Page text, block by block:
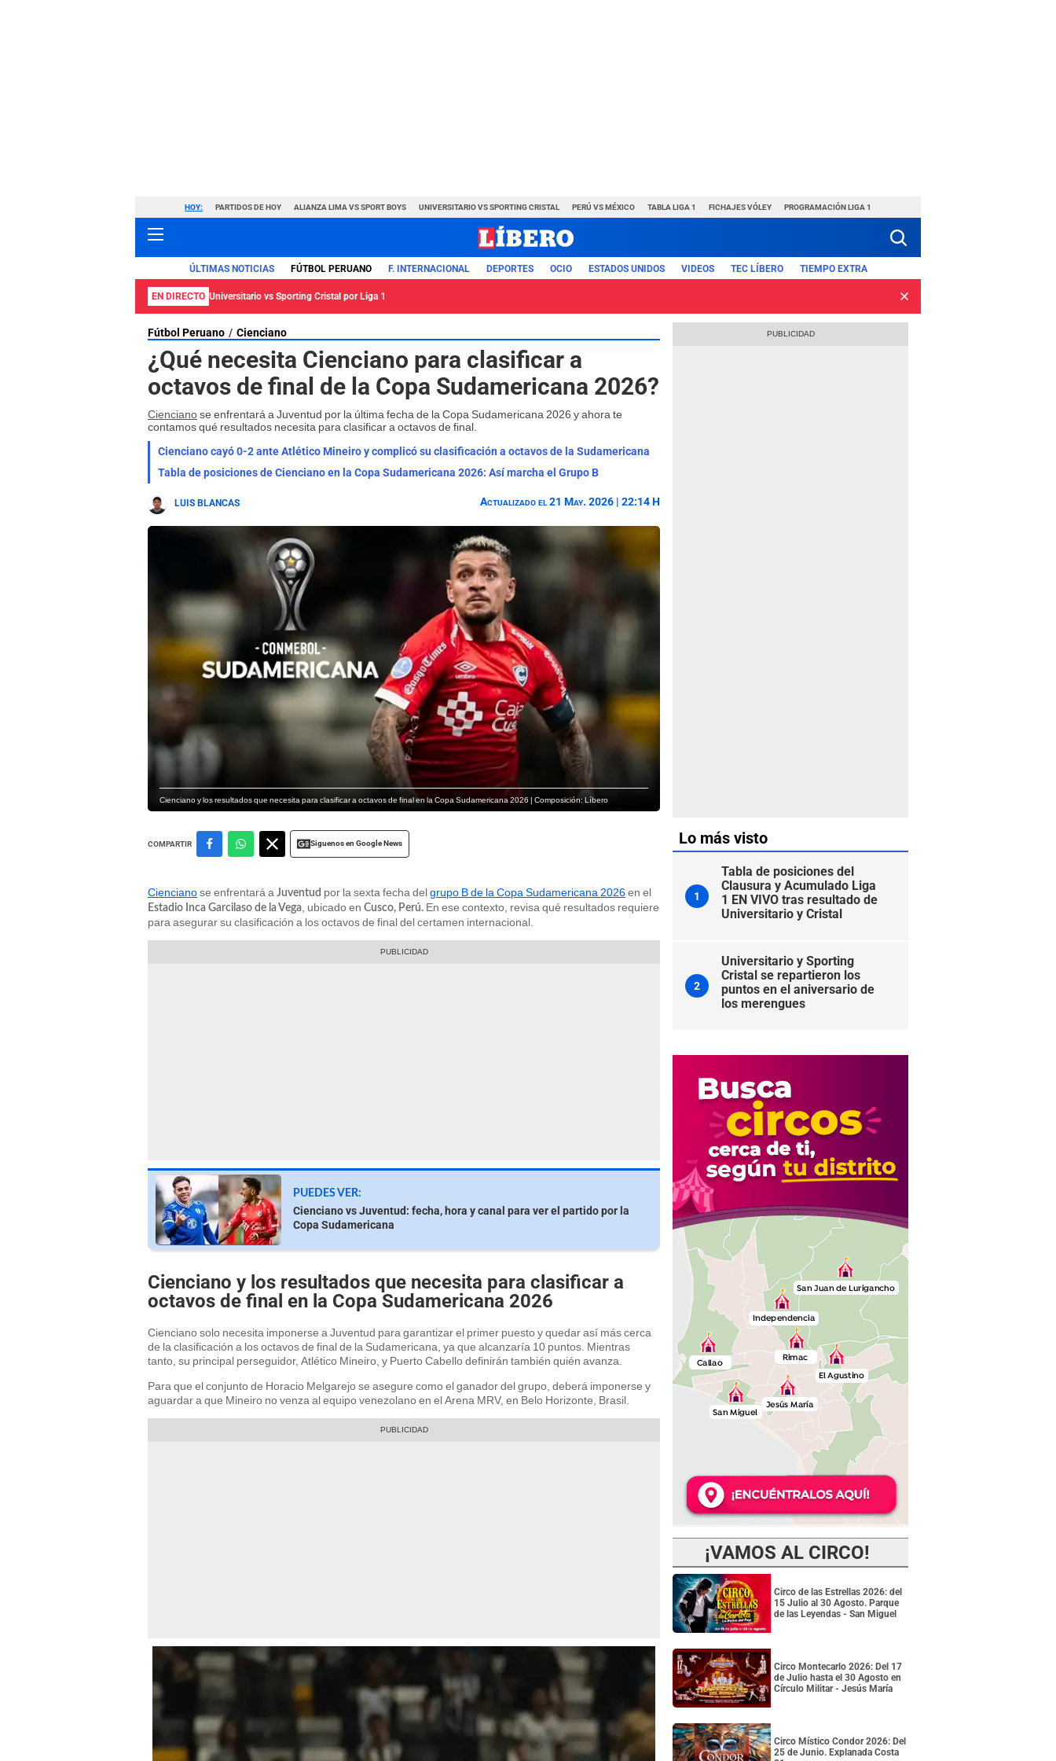
HOY: PARTIDOS DE HOY ALIANZA LIMA VS SPORT BOYS UNIVERSITARIO VS SPORTING CRISTAL PERÚ VS MÉXICO TABLA LIGA 1 FICHAJES VÓLEY PROGRAMACIÓN LIGA 1
ÚLTIMAS NOTICIAS FÚTBOL PERUANO F. INTERNACIONAL DEPORTES OCIO ESTADOS UNIDOS VIDEOS TEC LÍBERO TIEMPO EXTRA
EN DIRECTO Universitario vs Sporting Cristal por Liga 1
Fútbol Peruano Cienciano
¿Qué necesita Cienciano para clasificar a
octavos de final de la Copa Sudamericana 2026?
Ciencianose enfrentará a Juventud por la última fecha de la Copa Sudamericana 2026 y ahora te
contamos qué resultados necesita para clasificar a octavos de final.
Cienciano cayó 0-2 ante Atlético Mineiro y complicó su clasificación a octavos de la Sudamericana
Tabla de posiciones de Cienciano en la Copa Sudamericana 2026: Así marcha el Grupo B
LUIS BLANCAS Actualizado el 21 May. 2026 | 22:14 H
Cienciano y los resultados que necesita para clasificar a octavos de final en la Copa Sudamericana 2026 | Composición: Líbero
COMPARTIR Siguenos en Google News
Ciencianose enfrentará a Juventud por la sexta fecha delgrupo B de la Copa Sudamericana 2026en el
Estadio Inca Garcilaso de la Vega , ubicado en Cusco, Perú. En ese contexto, revisa qué resultados requiere
para asegurar su clasificación a los octavos de final del certamen internacional.
PUEDES VER:
Cienciano vs Juventud: fecha, hora y canal para ver el partido por la
Copa Sudamericana
Cienciano y los resultados que necesita para clasificar a
octavos de final en la Copa Sudamericana 2026
Cienciano solo necesita imponerse a Juventud para garantizar el primer puesto y quedar así más cerca
de la clasificación a los octavos de final de la Sudamericana, ya que alcanzaría 10 puntos. Mientras
tanto, su principal perseguidor, Atlético Mineiro, y Puerto Cabello definirán también quién avanza.
Para que el conjunto de Horacio Melgarejo se asegure como el ganador del grupo, deberá imponerse y
aguardar a que Mineiro no venza al equipo venezolano en el Arena MRV, en Belo Horizonte, Brasil.
Lo más visto
1
Tabla de posiciones del
Clausura y Acumulado Liga
1 EN VIVO tras resultado de
Universitario y Cristal
2
Universitario y Sporting
Cristal se repartieron los
puntos en el aniversario de
los merengues
¡VAMOS AL CIRCO!
Circo de las Estrellas 2026: del
15 Julio al 30 Agosto. Parque
de las Leyendas - San Miguel
Circo Montecarlo 2026: Del 17
de Julio hasta el 30 Agosto en
Círculo Militar - Jesús María
Circo Místico Condor 2026: Del
25 de Junio. Explanada Costa